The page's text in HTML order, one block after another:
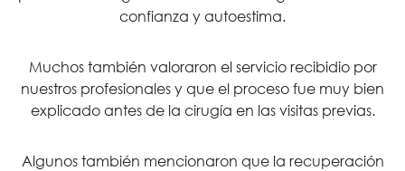
confianza y autoestima.
Muchos también valoraron el servicio recibidio por
nuestros profesionales y que el proceso fue muy bien
explicado antes de la cirugía en las visitas previas.
Algunos también mencionaron que la recuperación